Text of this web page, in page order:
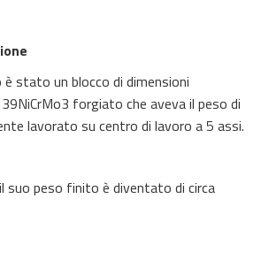
stato un blocco di dimensioni
forgiato che aveva il peso di
lavorato su centro di lavoro a 5 assi.
suo peso finito è diventato di circa